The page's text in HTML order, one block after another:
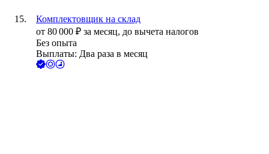
Комплектовщик на склад
от 80 000 ₽ за месяц, до вычета налогов
Без опыта
Выплаты: Два раза в месяц